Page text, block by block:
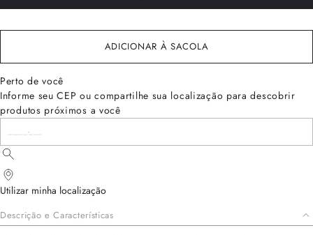
ADICIONAR À SACOLA
Perto de você
Informe seu CEP ou compartilhe sua localização para descobrir
produtos próximos a você
Utilizar minha localização
Descrição e Características